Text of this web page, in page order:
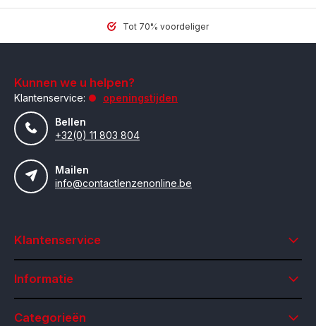
Tot 70% voordeliger
Kunnen we u helpen?
Klantenservice:
openingstijden
Bellen
+32(0) 11 803 804
Mailen
info@contactlenzenonline.be
Klantenservice
Informatie
Categorieën